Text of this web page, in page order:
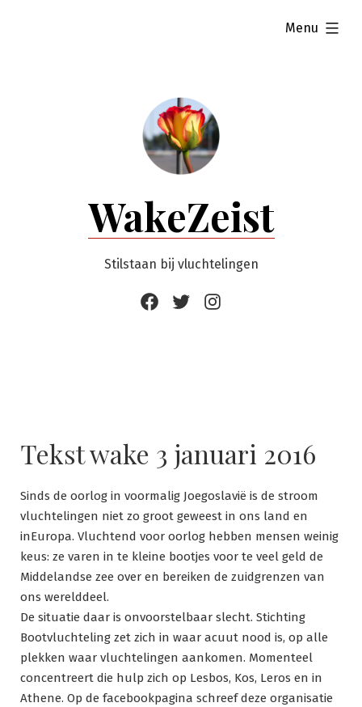
WakeZeist
Stilstaan bij vluchtelingen
Menu
uitgevouwen
FacebookTwitterInstagram
Tekst wake 3 januari 2016
Sinds de oorlog in voormalig Joegoslavië is de stroom
vluchtelingen niet zo groot geweest in ons land en
inEuropa. Vluchtend voor oorlog hebben mensen weinig
keus: ze varen in te kleine bootjes voor te veel geld de
Middelandse zee over en bereiken de zuidgrenzen van
ons werelddeel.
De situatie daar is onvoorstelbaar slecht. Stichting
Bootvluchteling zet zich in waar acuut nood is, op alle
plekken waar vluchtelingen aankomen. Momenteel
concentreert die hulp zich op Lesbos, Kos, Leros en in
Athene. Op de facebookpagina schreef deze organisatie